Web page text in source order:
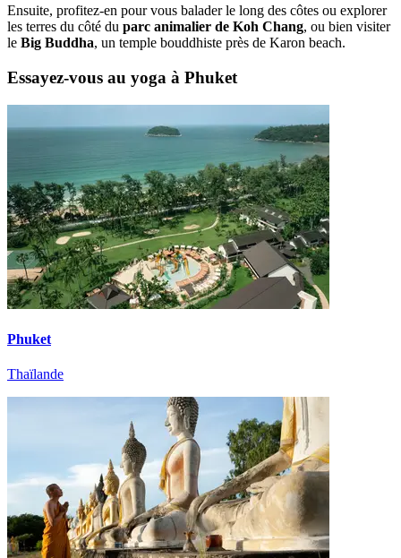
Ensuite, profitez-en pour vous balader le long des côtes ou explorer
les terres du côté du parc animalier de Koh Chang, ou bien visiter
le Big Buddha, un temple bouddhiste près de Karon beach.
Essayez-vous au yoga à Phuket
Phuket
Thaïlande